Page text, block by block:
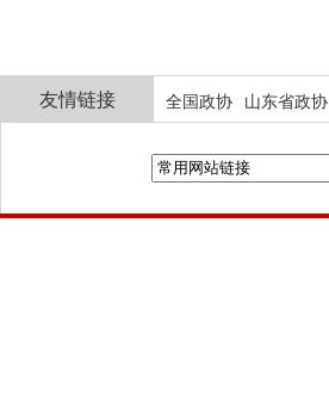
友情链接 全国政协 山东省政协